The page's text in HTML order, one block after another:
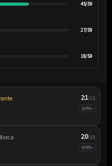
45/59
27/59
18/59
2:1(1:1)
QUOTE–
2:0(1:0)
QUOTE–